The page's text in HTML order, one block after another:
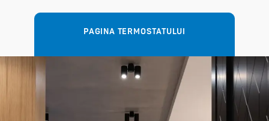
PAGINA TERMOSTATULUI